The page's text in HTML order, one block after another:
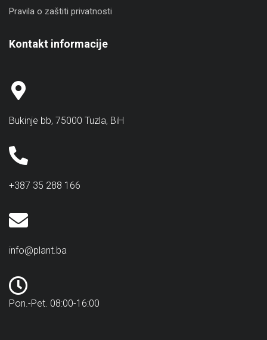
Pravila o zaštiti privatnosti
Kontakt informacije
Bukinje bb, 75000 Tuzla, BiH
+387 35 288 166
info@plant.ba
Pon.-Pet. 08:00-16:00